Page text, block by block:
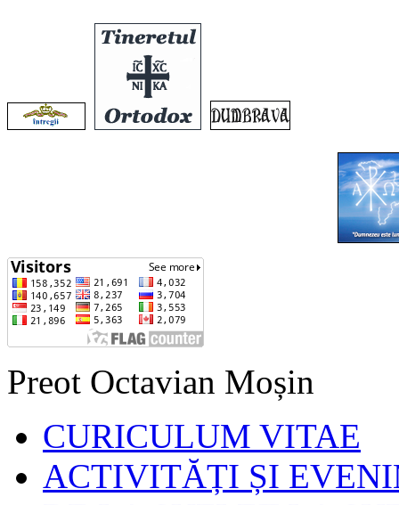
Preot Octavian Moșin
CURICULUM VITAE
ACTIVITĂȚI ȘI